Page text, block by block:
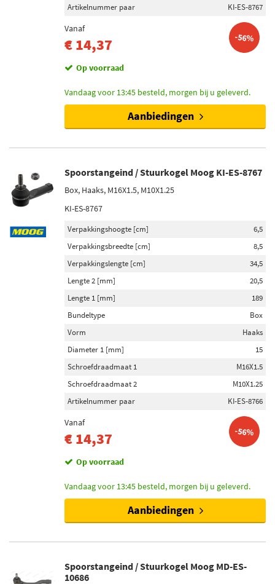
Artikelnummer paar
KI-ES-8767
Vanaf
€ 14,37 -56%
Op voorraad
Vandaag voor 13:45 besteld, morgen bij u geleverd.
Aanbiedingen
Spoorstangeind / Stuurkogel Moog KI-ES-8767
Box, Haaks, M16X1.5, M10X1.25
KI-ES-8767
Verpakkingshoogte [cm]
6,5
Verpakkingsbreedte [cm]
8,5
Verpakkingslengte [cm]
34,5
Lengte 2 [mm]
20,5
Lengte 1 [mm]
189
Bundeltype
Box
Vorm
Haaks
Diameter 1 [mm]
15
Schroefdraadmaat 1
M16X1.5
Schroefdraadmaat 2
M10X1.25
Artikelnummer paar
KI-ES-8766
Vanaf
€ 14,37 -56%
Op voorraad
Vandaag voor 13:45 besteld, morgen bij u geleverd.
Aanbiedingen
Spoorstangeind / Stuurkogel Moog MD-ES-
10686